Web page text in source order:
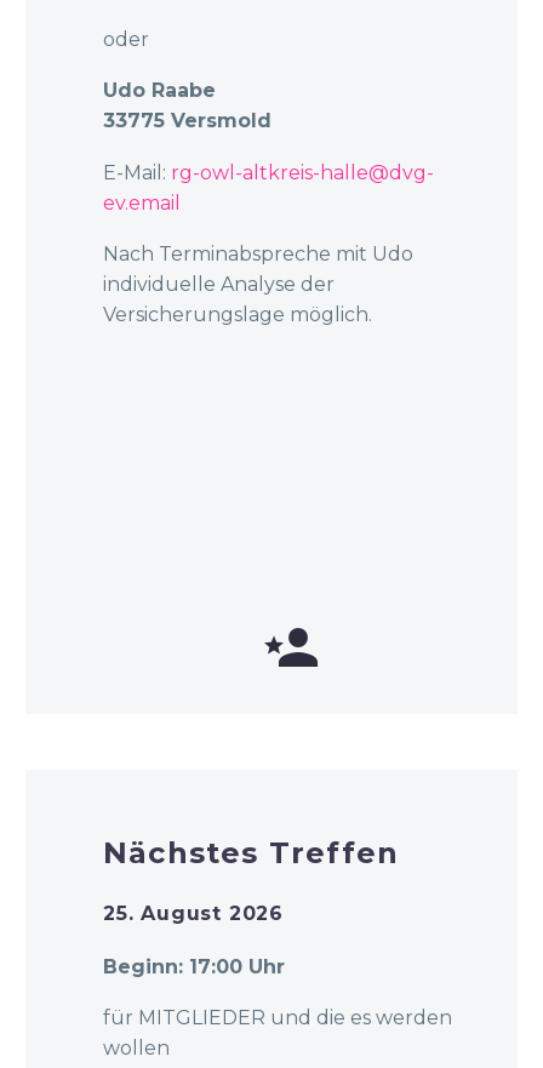
oder
Udo Raabe
33775 Versmold
E-Mail: rg-owl-altkreis-halle@dvg-
ev.email
Nach Terminabspreche mit Udo
individuelle Analyse der
Versicherungslage möglich.


Nächstes Treffen
25. August 2026
Beginn: 17:00 Uhr
für MITGLIEDER und die es werden
wollen